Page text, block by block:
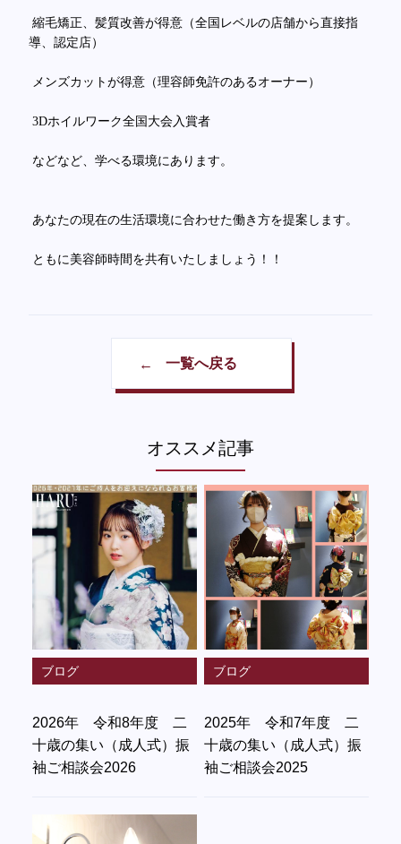
縮毛矯正、髪質改善が得意（全国レベルの店舗から直接指
導、認定店）
メンズカットが得意（理容師免許のあるオーナー）
3Dホイルワーク全国大会入賞者
などなど、学べる環境にあります。
あなたの現在の生活環境に合わせた働き方を提案します。
ともに美容師時間を共有いたしましょう！！
一覧へ戻る
オススメ記事
ブログ
2026年 令和8年度 二
十歳の集い（成人式）振
袖ご相談会2026
ブログ
2025年 令和7年度 二
十歳の集い（成人式）振
袖ご相談会2025